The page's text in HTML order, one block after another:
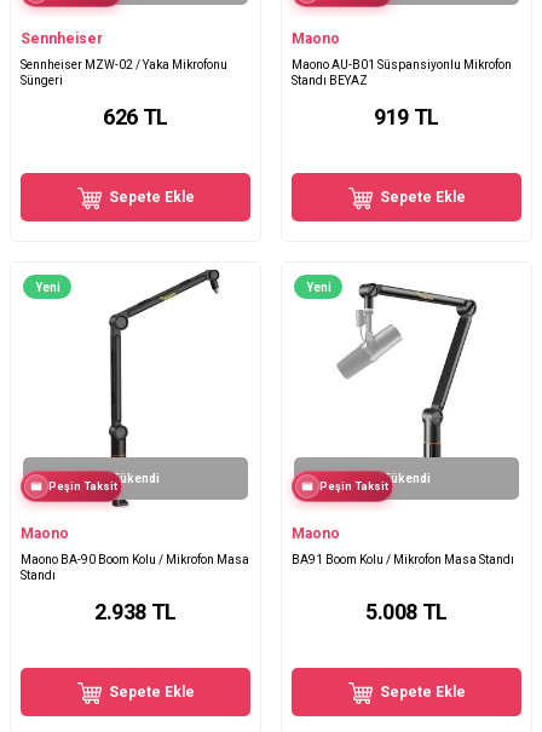
Sennheiser
Sennheiser MZW-02 / Yaka Mikrofonu
Süngeri
626 TL
Sepete Ekle
Maono
Maono AU-B01 Süspansiyonlu Mikrofon
Standı BEYAZ
919 TL
Sepete Ekle
Yeni
Tükendi
Peşin Taksit
Maono
Maono BA-90 Boom Kolu / Mikrofon Masa
Standı
2.938 TL
Sepete Ekle
Yeni
Tükendi
Peşin Taksit
Maono
BA91 Boom Kolu / Mikrofon Masa Standı
5.008 TL
Sepete Ekle